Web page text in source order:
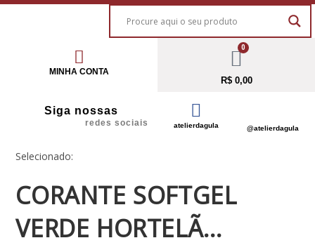
MINHA CONTA
0
R$0,00
Siga nossas
redes sociais atelierdagula @atelierdagula
Selecionado:
CORANTE SOFTGEL
VERDE HORTELÃ…